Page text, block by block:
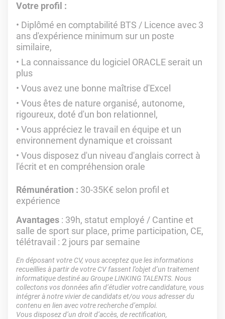
Votre profil :
Diplômé en comptabilité BTS / Licence avec 3
ans d'expérience minimum sur un poste
similaire,
La connaissance du logiciel ORACLE serait un
plus
Vous avez une bonne maîtrise d'Excel
Vous êtes de nature organisé, autonome,
rigoureux, doté d'un bon relationnel,
Vous appréciez le travail en équipe et un
environnement dynamique et croissant
Vous disposez d'un niveau d'anglais correct à
l'écrit et en compréhension orale
Rémunération : 30-35K€ selon profil et
expérience
Avantages : 39h, statut employé / Cantine et
salle de sport sur place, prime participation, CE,
télétravail : 2 jours par semaine
En déposant votre CV, vous acceptez que les informations
recueillies à partir de votre CV fassent l’objet d’un traitement
informatique destiné au Groupe LINKING TALENTS. Nous
collectons vos données afin d’étudier votre candidature, vous
intégrer à notre vivier de candidats et/ou vous adresser du
contenu en lien avec votre recherche d’emploi.
Vous disposez d’un droit d’accès, de rectification,